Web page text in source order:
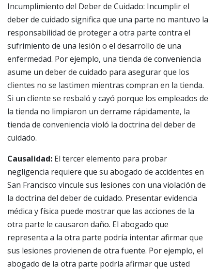
Incumplimiento del Deber de Cuidado: Incumplir el
deber de cuidado significa que una parte no mantuvo la
responsabilidad de proteger a otra parte contra el
sufrimiento de una lesión o el desarrollo de una
enfermedad. Por ejemplo, una tienda de conveniencia
asume un deber de cuidado para asegurar que los
clientes no se lastimen mientras compran en la tienda.
Si un cliente se resbaló y cayó porque los empleados de
la tienda no limpiaron un derrame rápidamente, la
tienda de conveniencia violó la doctrina del deber de
cuidado.
Causalidad: El tercer elemento para probar
negligencia requiere que su abogado de accidentes en
San Francisco vincule sus lesiones con una violación de
la doctrina del deber de cuidado. Presentar evidencia
médica y física puede mostrar que las acciones de la
otra parte le causaron daño. El abogado que
representa a la otra parte podría intentar afirmar que
sus lesiones provienen de otra fuente. Por ejemplo, el
abogado de la otra parte podría afirmar que usted